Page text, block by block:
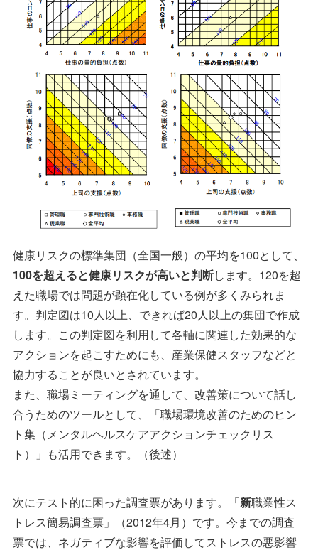
健康リスクの標準集団（全国一般）の平均を100として、
100を超えると健康リスクが高いと判断します。120を超
えた職場では問題が顕在化している例が多くみられま
す。判定図は10人以上、できれば20人以上の集団で作成
します。この判定図を利用して各軸に関連した効果的な
アクションを起こすためにも、産業保健スタッフなどと
協力することが良いとされています。
また、職場ミーティングを通して、改善策について話し
合うためのツールとして、「職場環境改善のためのヒン
ト集（メンタルヘルスケアアクションチェックリス
ト）」も活用できます。（後述）
次にテスト的に困った調査票があります。「新職業性ス
トレス簡易調査票」（2012年4月）です。今までの調査
票では、ネガティブな影響を評価してストレスの悪影響